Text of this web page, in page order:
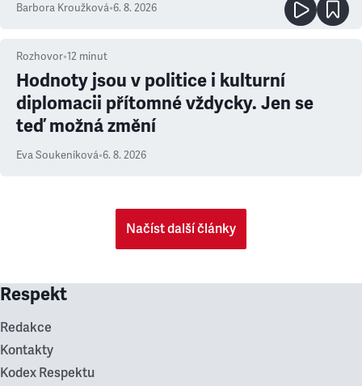
Barbora Kroužková•6. 8. 2026
Rozhovor•12 minut
Hodnoty jsou v politice i kulturní
diplomacii přítomné vždycky. Jen se
teď možná změní
Eva Soukeníková•6. 8. 2026
Načíst další články
Respekt
Redakce
Kontakty
Kodex Respektu